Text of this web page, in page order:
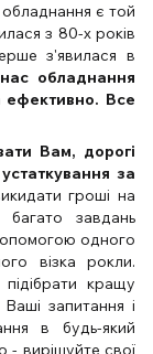
обладнання є той
з 80-х років
з'явилася в
обладнання
ефективно. Все
Вам, дорогі
за
гроші на
завдань
одного
візка рокли.
кращу
запитання і
в будь-який
- вирішуйте свої